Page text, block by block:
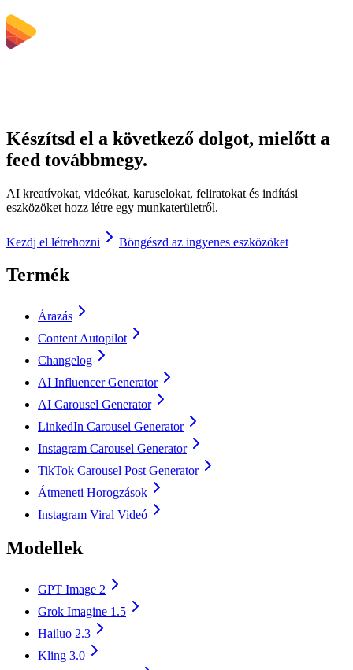
Készítsd el a következő dolgot, mielőtt a
feed továbbmegy.
AI kreatívokat, videókat, karuselokat, feliratokat és indítási
eszközöket hozz létre egy munkaterületről.
Kezdj el létrehozni Böngészd az ingyenes eszközöket
Termék
Árazás
Content Autopilot
Changelog
AI Influencer Generator
AI Carousel Generator
LinkedIn Carousel Generator
Instagram Carousel Generator
TikTok Carousel Post Generator
Átmeneti Horogzások
Instagram Viral Videó
Modellek
GPT Image 2
Grok Imagine 1.5
Hailuo 2.3
Kling 3.0